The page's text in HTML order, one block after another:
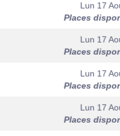
Lun 17
Places
Lun 17
Places
Lun 17
Places
Lun 17
Places